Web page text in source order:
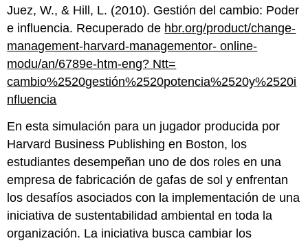
Juez, W., & Hill, L. (2010). Gestión del cambio: Poder
e influencia. Recuperado de hbr.org/product/change-
management-harvard-managementor- online-
modu/an/6789e-htm-eng? Ntt=
cambio%2520gestión%2520potencia%2520y%2520i
nfluencia
En esta simulación para un jugador producida por
Harvard Business Publishing en Boston, los
estudiantes desempeñan uno de dos roles en una
empresa de fabricación de gafas de sol y enfrentan
los desafíos asociados con la implementación de una
iniciativa de sustentabilidad ambiental en toda la
organización. La iniciativa busca cambiar los